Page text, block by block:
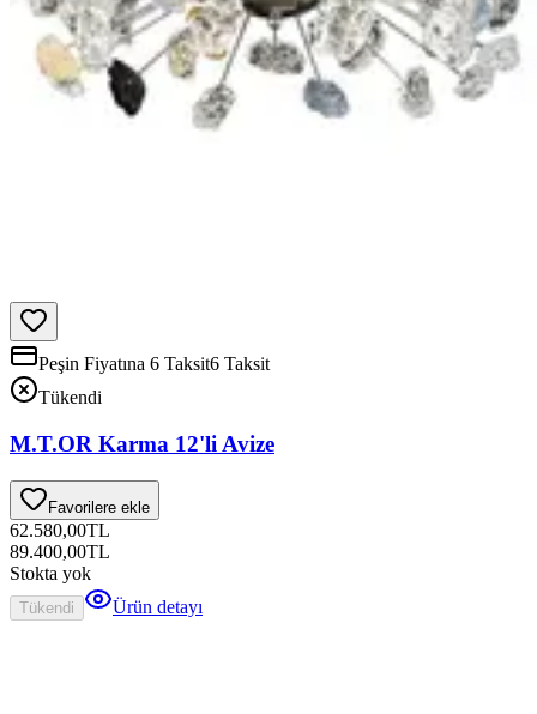
Peşin Fiyatına 6 Taksit6 Taksit
Tükendi
M.T.OR Karma 12'li Avize
Favorilere ekle
62.580,00TL
89.400,00TL
Stokta yok
Tükendi Ürün detayı